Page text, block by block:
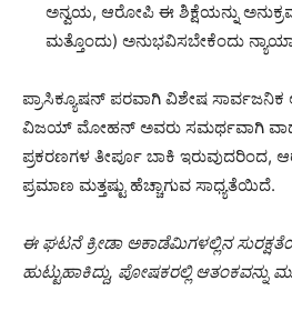
ಅನ್ವಯ, ಆರೋಪಿ ಈ ಶಿಕ್ಷೆಯನ್ನು
ಮತ್ತೊಂದು) ಅನುಭವಿಸಬೇಕೆಂದು
ಪ್ರಾಸಿಕ್ಯೂಷನ್ ಪರವಾಗಿ ವಿಶೇಷ
ವಿಜಯ್ ಮೋಹನ್ ಅವರು ಸಮರ್ಥವಾಗಿ
ಪ್ರಕರಣಗಳ ತೀರ್ಪೂ ಬಾಕಿ ಇರುವುದರಿಂದ,
ಪ್ರಮಾಣ ಮತ್ತಷ್ಟು ಹೆಚ್ಚಾಗುವ ಸಾಧ್ಯತೆಯಿದೆ.
ಈ ಘಟನೆ ಕ್ರೀಡಾ ಅಕಾಡೆಮಿಗಳಲ್ಲಿನ ಸುರಕ್ಷತೆಯ
ಹುಟ್ಟುಹಾಕಿದ್ದು, ಪೋಷಕರಲ್ಲಿ ಆತಂಕವನ್ನು